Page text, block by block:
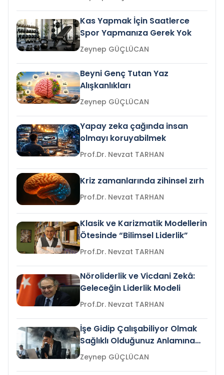
Kas Yapmak İçin Saatlerce
Spor Yapmanıza Gerek Yok
Zeynep GÜÇLÜCAN
Beyni Genç Tutan Yaz
Alışkanlıkları
Zeynep GÜÇLÜCAN
Yapay zeka çağında insan
olmayı koruyabilmek
Prof.Dr. Nevzat TARHAN
Kriz zamanlarında zihinsel zırh
Prof.Dr. Nevzat TARHAN
Klasik ve Karizmatik Modellerin
Ötesinde “Bilimsel Liderlik”
Prof.Dr. Nevzat TARHAN
Nöroliderlik ve Vicdani Zekâ:
Geleceğin Liderlik Modeli
Prof.Dr. Nevzat TARHAN
İşe Gidip Çalışabiliyor Olmak
Sağlıklı Olduğunuz Anlamına
Gelir mi?Zeynep GÜÇLÜCAN